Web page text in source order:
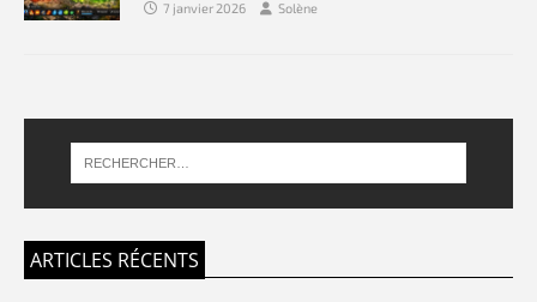
7 janvier 2026 Solène
ARTICLES RÉCENTS